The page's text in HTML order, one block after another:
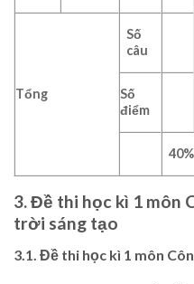
Tổng
Số
câu
Số
điểm
40%
3. Đề thi học kì 1 môn
trời sáng tạo
3.1. Đề thi học kì 1 môn